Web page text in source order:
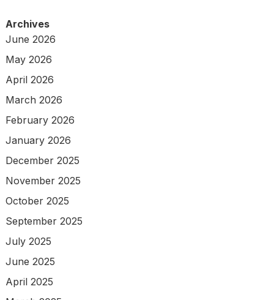
Archives
June 2026
May 2026
April 2026
March 2026
February 2026
January 2026
December 2025
November 2025
October 2025
September 2025
July 2025
June 2025
April 2025